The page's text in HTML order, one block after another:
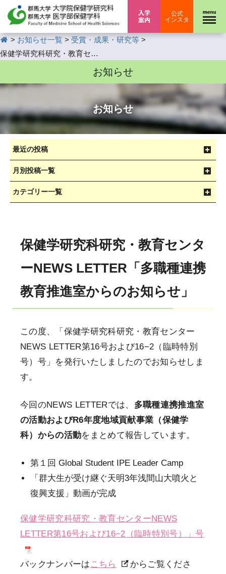
公式
インスタ
HOME
> お知らせ一覧 > 受賞・成果・研究等 >
保健学研究科研究・教育センターNEWS LETTER「多職種連携教育推進室からのお知らせ」
お知らせ
お知らせ
最近の投稿
月別投稿一覧
カテゴリー一覧
保健学研究科研究・教育センタ
ーNEWS LETTER「多職種連携
教育推進室からのお知らせ」
この度、「保健学研究科研究・教育センター
NEWS LETTER第16号および16−2（臨時特別
号）号」を発行いたしましたのでお知らせしま
す。
今回のNEWS LETTERでは、 多職種連携推進室
の活動およびR6年度地域貢献事業（保健学
科）からの活動をまとめて報告しています。
第１回 Global Student IPE Leader Camp
「群大生が受け継ぐ天明3年浅間山大噴火と
復興支援」動画が完成
保健学研究科研究・教育センターNEWS
LETTER第16号および16−2（臨時特別号）」号
バックナンバーは こちら
からご覧くださ